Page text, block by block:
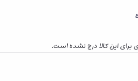
برای این کالا درج نشده است.